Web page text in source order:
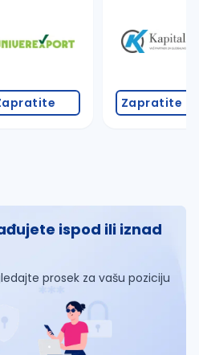
Zapratite
ispod ili iznad
prosek za vašu poziciju